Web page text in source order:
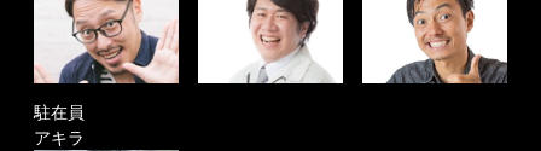
駐在員
アキラ